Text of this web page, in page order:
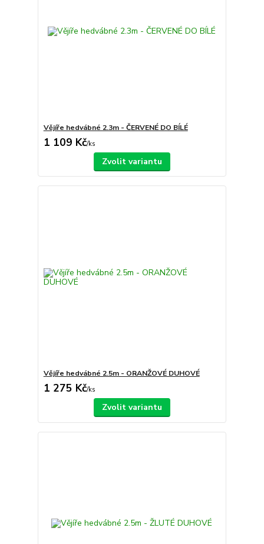
Vějíře hedvábné 2.3m - ČERVENÉ DO BÍLÉ
1 109 Kč/ks
Zvolit variantu
Vějíře hedvábné 2.5m - ORANŽOVÉ DUHOVÉ
1 275 Kč/ks
Zvolit variantu